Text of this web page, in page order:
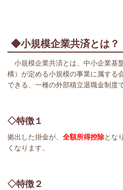
◆小規模企業共済とは？
小規模企業共済とは、中小企業基
構）が定める小規模の事業に属する
できる、一種の外部積立退職金制度で
◇特徴１
拠出した掛金が、 全額所得控除とな
くなります。
◇特徴２